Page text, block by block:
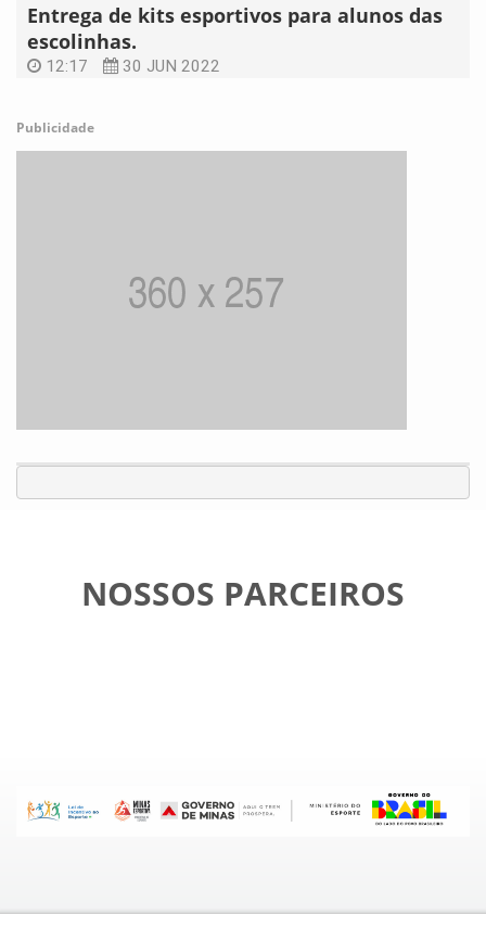
Entrega de kits esportivos para alunos das
escolinhas.
12:17 30 JUN 2022
Publicidade
NOSSOS PARCEIROS